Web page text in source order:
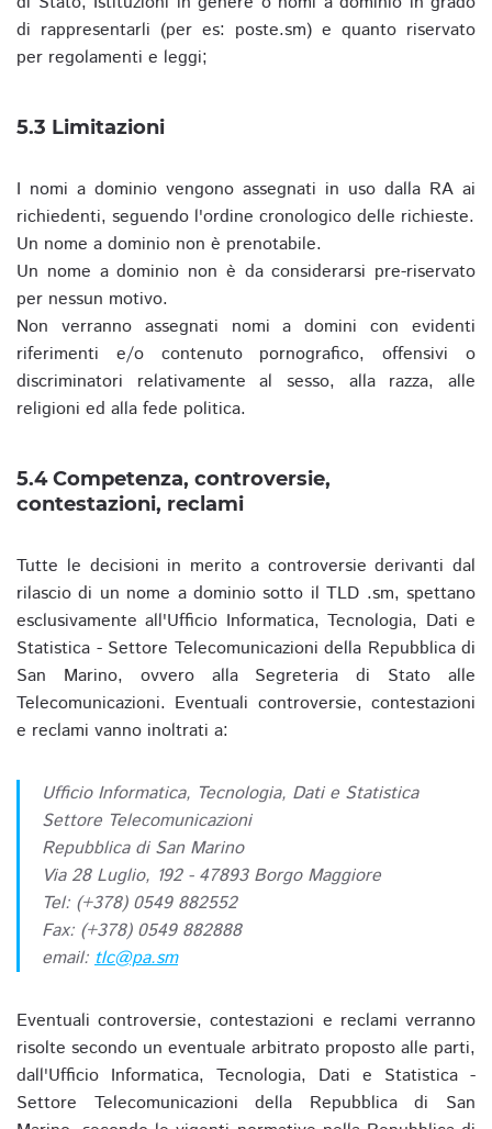
di rappresentarli (per es: poste.sm) e quanto riservato
per regolamenti e leggi;
5.3 Limitazioni
I nomi a dominio vengono assegnati in uso dalla RA ai
richiedenti, seguendo l'ordine cronologico delle richieste.
Un nome a dominio non è prenotabile.
Un nome a dominio non è da considerarsi pre-riservato
per nessun motivo.
Non verranno assegnati nomi a domini con evidenti
riferimenti e/o contenuto pornografico, offensivi o
discriminatori relativamente al sesso, alla razza, alle
religioni ed alla fede politica.
5.4 Competenza, controversie,
contestazioni, reclami
Tutte le decisioni in merito a controversie derivanti dal
rilascio di un nome a dominio sotto il TLD .sm, spettano
esclusivamente all'Ufficio Informatica, Tecnologia, Dati e
Statistica - Settore Telecomunicazioni della Repubblica di
San Marino, ovvero alla Segreteria di Stato alle
Telecomunicazioni. Eventuali controversie, contestazioni
e reclami vanno inoltrati a:
Ufficio Informatica, Tecnologia, Dati e Statistica
Settore Telecomunicazioni
Repubblica di San Marino
Via 28 Luglio, 192 - 47893 Borgo Maggiore
Tel: (+378) 0549 882552
Fax: (+378) 0549 882888
email: tlc@pa.sm
Eventuali controversie, contestazioni e reclami verranno
risolte secondo un eventuale arbitrato proposto alle parti,
dall'Ufficio Informatica, Tecnologia, Dati e Statistica -
Settore Telecomunicazioni della Repubblica di San